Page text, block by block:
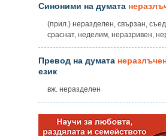
Синоними на думата
(прил.) неразделен, свързан,
сраснат, неделим, неразривен,
Превод на думата
език
вж. неразделен